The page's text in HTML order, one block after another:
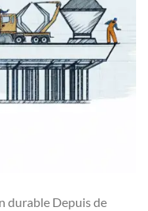
durable Depuis de